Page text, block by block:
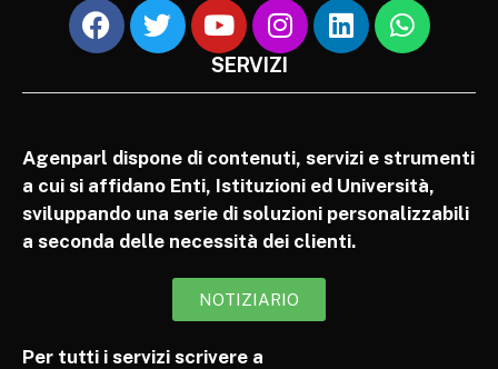
SERVIZI
Agenparl dispone di contenuti, servizi e strumenti
a cui si affidano Enti, Istituzioni ed Università,
sviluppando una serie di soluzioni personalizzabili
a seconda delle necessità dei clienti.
NOTIZIARIO
Per tutti i servizi scrivere a